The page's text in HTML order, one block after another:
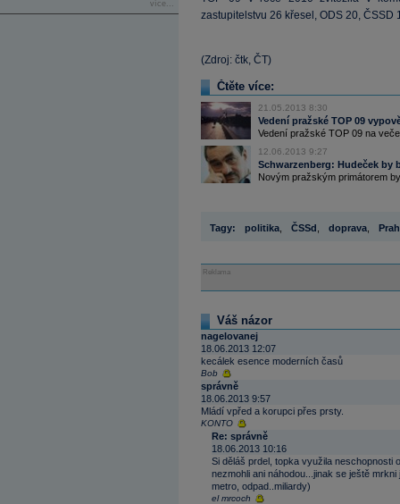
více...
zastupitelstvu 26 křesel, ODS 20, ČSSD
(Zdroj: čtk, ČT)
Čtěte více:
21.05.2013 8:30
Vedení pražské TOP 09
Vedení pražské TOP 09 na
12.06.2013 9:27
Schwarzenberg: Hudeček by
Novým pražským primátorem
Tagy: politika ČSSd doprava
Reklama
Váš názor
nagelovanej
18.06.2013 12:07
kecálek esence moderních časů
Bob
správně
18.06.2013 9:57
Mládí vpřed a korupci přes prsty.
KONTO
Re: správně
18.06.2013 10:16
Si děláš prdel, topka využila neschopnosti
nezmohli ani náhodou...jinak se ještě
metro, odpad..miliardy)
el mrcoch